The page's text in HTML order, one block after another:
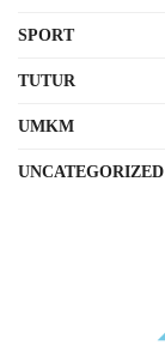
SPORT
TUTUR
UMKM
UNCATEGORIZED